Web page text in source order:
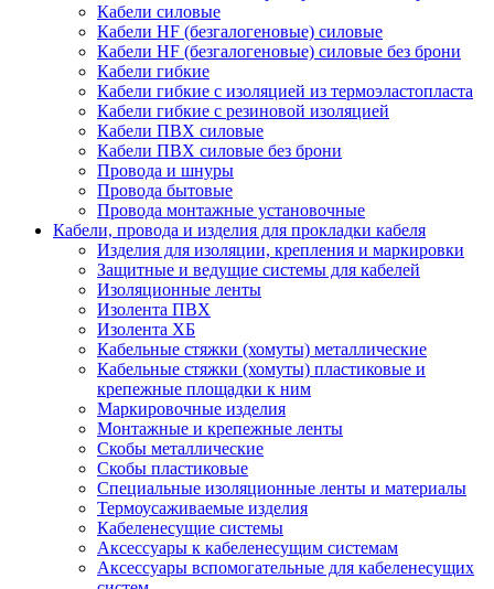
Кабели силовые
Кабели HF (безгалогеновые) силовые
Кабели HF (безгалогеновые) силовые без брони
Кабели гибкие
Кабели гибкие с изоляцией из термоэластопласта
Кабели гибкие с резиновой изоляцией
Кабели ПВХ силовые
Кабели ПВХ силовые без брони
Провода и шнуры
Провода бытовые
Провода монтажные установочные
Кабели, провода и изделия для прокладки кабеля
Изделия для изоляции, крепления и маркировки
Защитные и ведущие системы для кабелей
Изоляционные ленты
Изолента ПВХ
Изолента ХБ
Кабельные стяжки (хомуты) металлические
Кабельные стяжки (хомуты) пластиковые и
крепежные площадки к ним
Маркировочные изделия
Монтажные и крепежные ленты
Скобы металлические
Скобы пластиковые
Специальные изоляционные ленты и материалы
Термоусаживаемые изделия
Кабеленесущие системы
Аксессуары к кабеленесущим системам
Аксессуары вспомогательные для кабеленесущих